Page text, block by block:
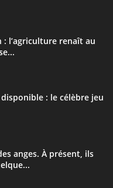
: l’agriculture renaît au
: le célèbre jeu
anges. À présent, ils